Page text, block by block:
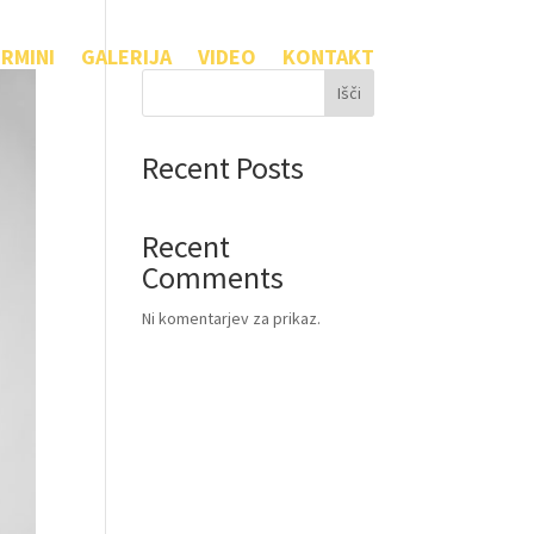
GALERIJA VIDEO KONTAKT
Išči
Recent Posts
Recent
Comments
Ni komentarjev za prikaz.